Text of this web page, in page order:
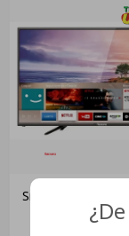
Smart Tv
Led Mod.